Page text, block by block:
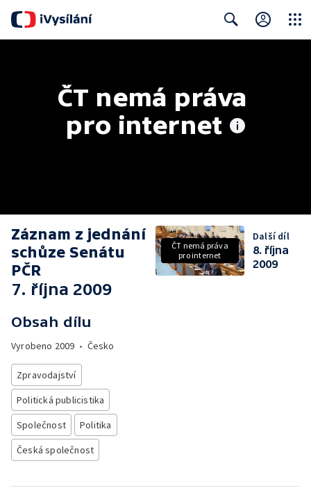
ČT nemá práva
pro internet
Záznam z jednání
schůze Senátu
PČR
7. října 2009
Obsah dílu
Vyrobeno 2009 • Česko
Zpravodajství
Politická publicistika
Společnost
Politika
Česká společnost
ČT nemá práva
pro internet
Další díl
8. října
2009